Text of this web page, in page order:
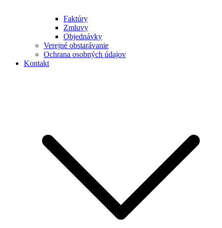
Faktúry
Zmluvy
Objednávky
Verejné obstarávanie
Ochrana osobných údajov
Kontakt